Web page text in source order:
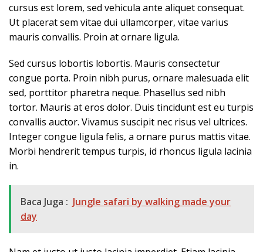
cursus est lorem, sed vehicula ante aliquet consequat.
Ut placerat sem vitae dui ullamcorper, vitae varius
mauris convallis. Proin at ornare ligula.
Sed cursus lobortis lobortis. Mauris consectetur
congue porta. Proin nibh purus, ornare malesuada elit
sed, porttitor pharetra neque. Phasellus sed nibh
tortor. Mauris at eros dolor. Duis tincidunt est eu turpis
convallis auctor. Vivamus suscipit nec risus vel ultrices.
Integer congue ligula felis, a ornare purus mattis vitae.
Morbi hendrerit tempus turpis, id rhoncus ligula lacinia
in.
Baca Juga : Jungle safari by walking made your
day